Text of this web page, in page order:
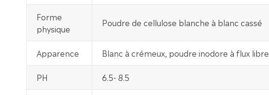
Forme
physique
Poudre de cellulose blanche à blanc cassé
Apparence Blanc à crémeux, poudre inodore à flux libre
PH 6.5- 8.5